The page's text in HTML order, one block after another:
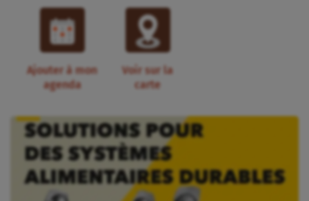
Ajouter à mon
agenda
Voir sur la
carte